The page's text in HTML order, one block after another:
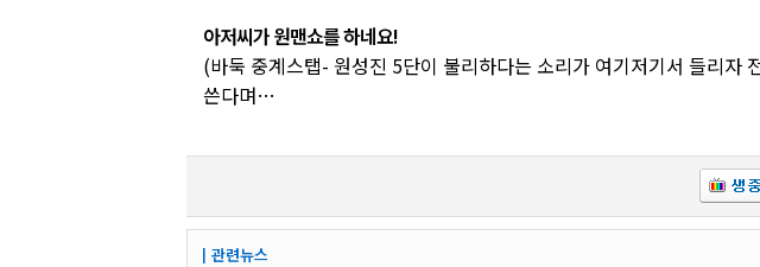
아저씨가 원맨쇼를 하네요!
(바둑 중계스탭- 원성진 5단이 불리하다는 소리가 여기저기서 들리자
쓴다며…
┃관련뉴스